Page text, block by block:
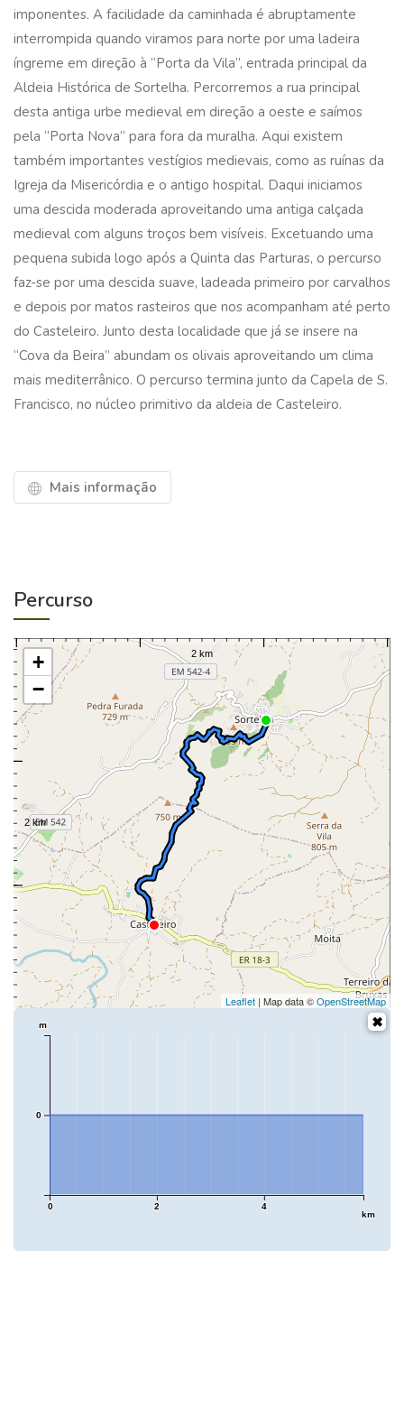
imponentes. A facilidade da caminhada é abruptamente
interrompida quando viramos para norte por uma ladeira
íngreme em direção à “Porta da Vila”, entrada principal da
Aldeia Histórica de Sortelha. Percorremos a rua principal
desta antiga urbe medieval em direção a oeste e saímos
pela “Porta Nova” para fora da muralha. Aqui existem
também importantes vestígios medievais, como as ruínas da
Igreja da Misericórdia e o antigo hospital. Daqui iniciamos
uma descida moderada aproveitando uma antiga calçada
medieval com alguns troços bem visíveis. Excetuando uma
pequena subida logo após a Quinta das Parturas, o percurso
faz-se por uma descida suave, ladeada primeiro por carvalhos
e depois por matos rasteiros que nos acompanham até perto
do Casteleiro. Junto desta localidade que já se insere na
“Cova da Beira” abundam os olivais aproveitando um clima
mais mediterrânico. O percurso termina junto da Capela de S.
Francisco, no núcleo primitivo da aldeia de Casteleiro.
Mais informação
Percurso
+
−
Leaflet | Map data ©OpenStreetMap
0 2 4
km
0
m